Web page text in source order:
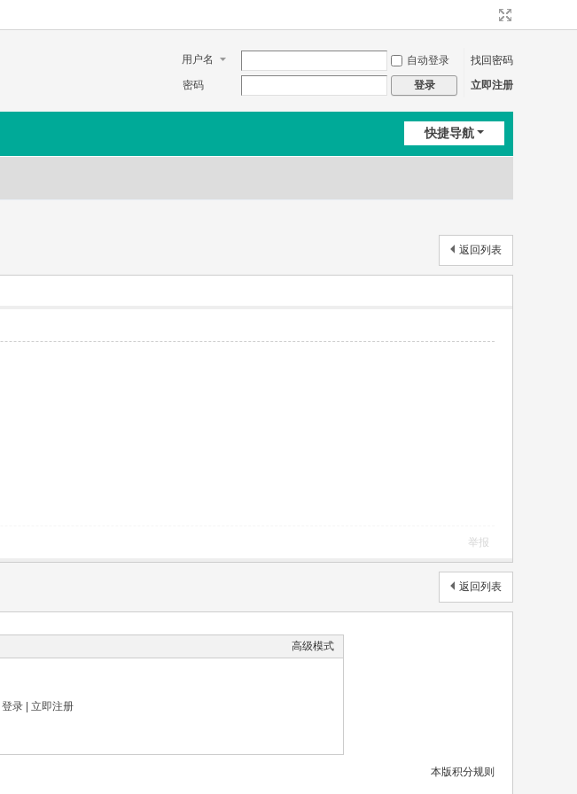
用户名 自动登录
找回密码
密码
登录 立即注册
快捷导航
返回列表
举报
返回列表
高级模式
登录| 立即注册
本版积分规则